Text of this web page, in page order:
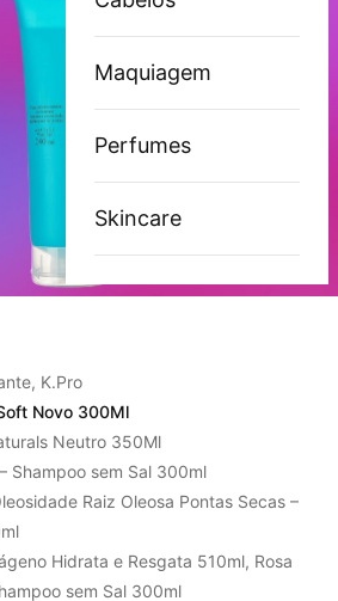
Maquiagem
Perfumes
Skincare
K.Pro
Novo 300Ml
Neutro 350Ml
Shampoo sem Sal 300ml
Raiz Oleosa Pontas Secas –
Hidrata e Resgata 510ml, Rosa
sem Sal 300ml